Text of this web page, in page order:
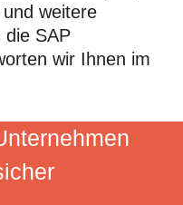
weitere
die SAP
wir Ihnen im